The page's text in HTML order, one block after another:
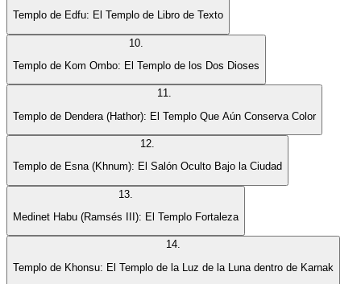
Templo de Edfu: El Templo de Libro de Texto
10
Templo de Kom Ombo: El Templo de los Dos Dioses
11.
Templo de Dendera (Hathor): El Templo Que Aún Conserva Color
12.
Templo de Esna (Khnum): El Salón Oculto Bajo la Ciudad
13
Medinet Habu (Ramsés III): El Templo Fortaleza
14.
Templo de Khonsu: El Templo de la Luz de la Luna dentro de Karnak